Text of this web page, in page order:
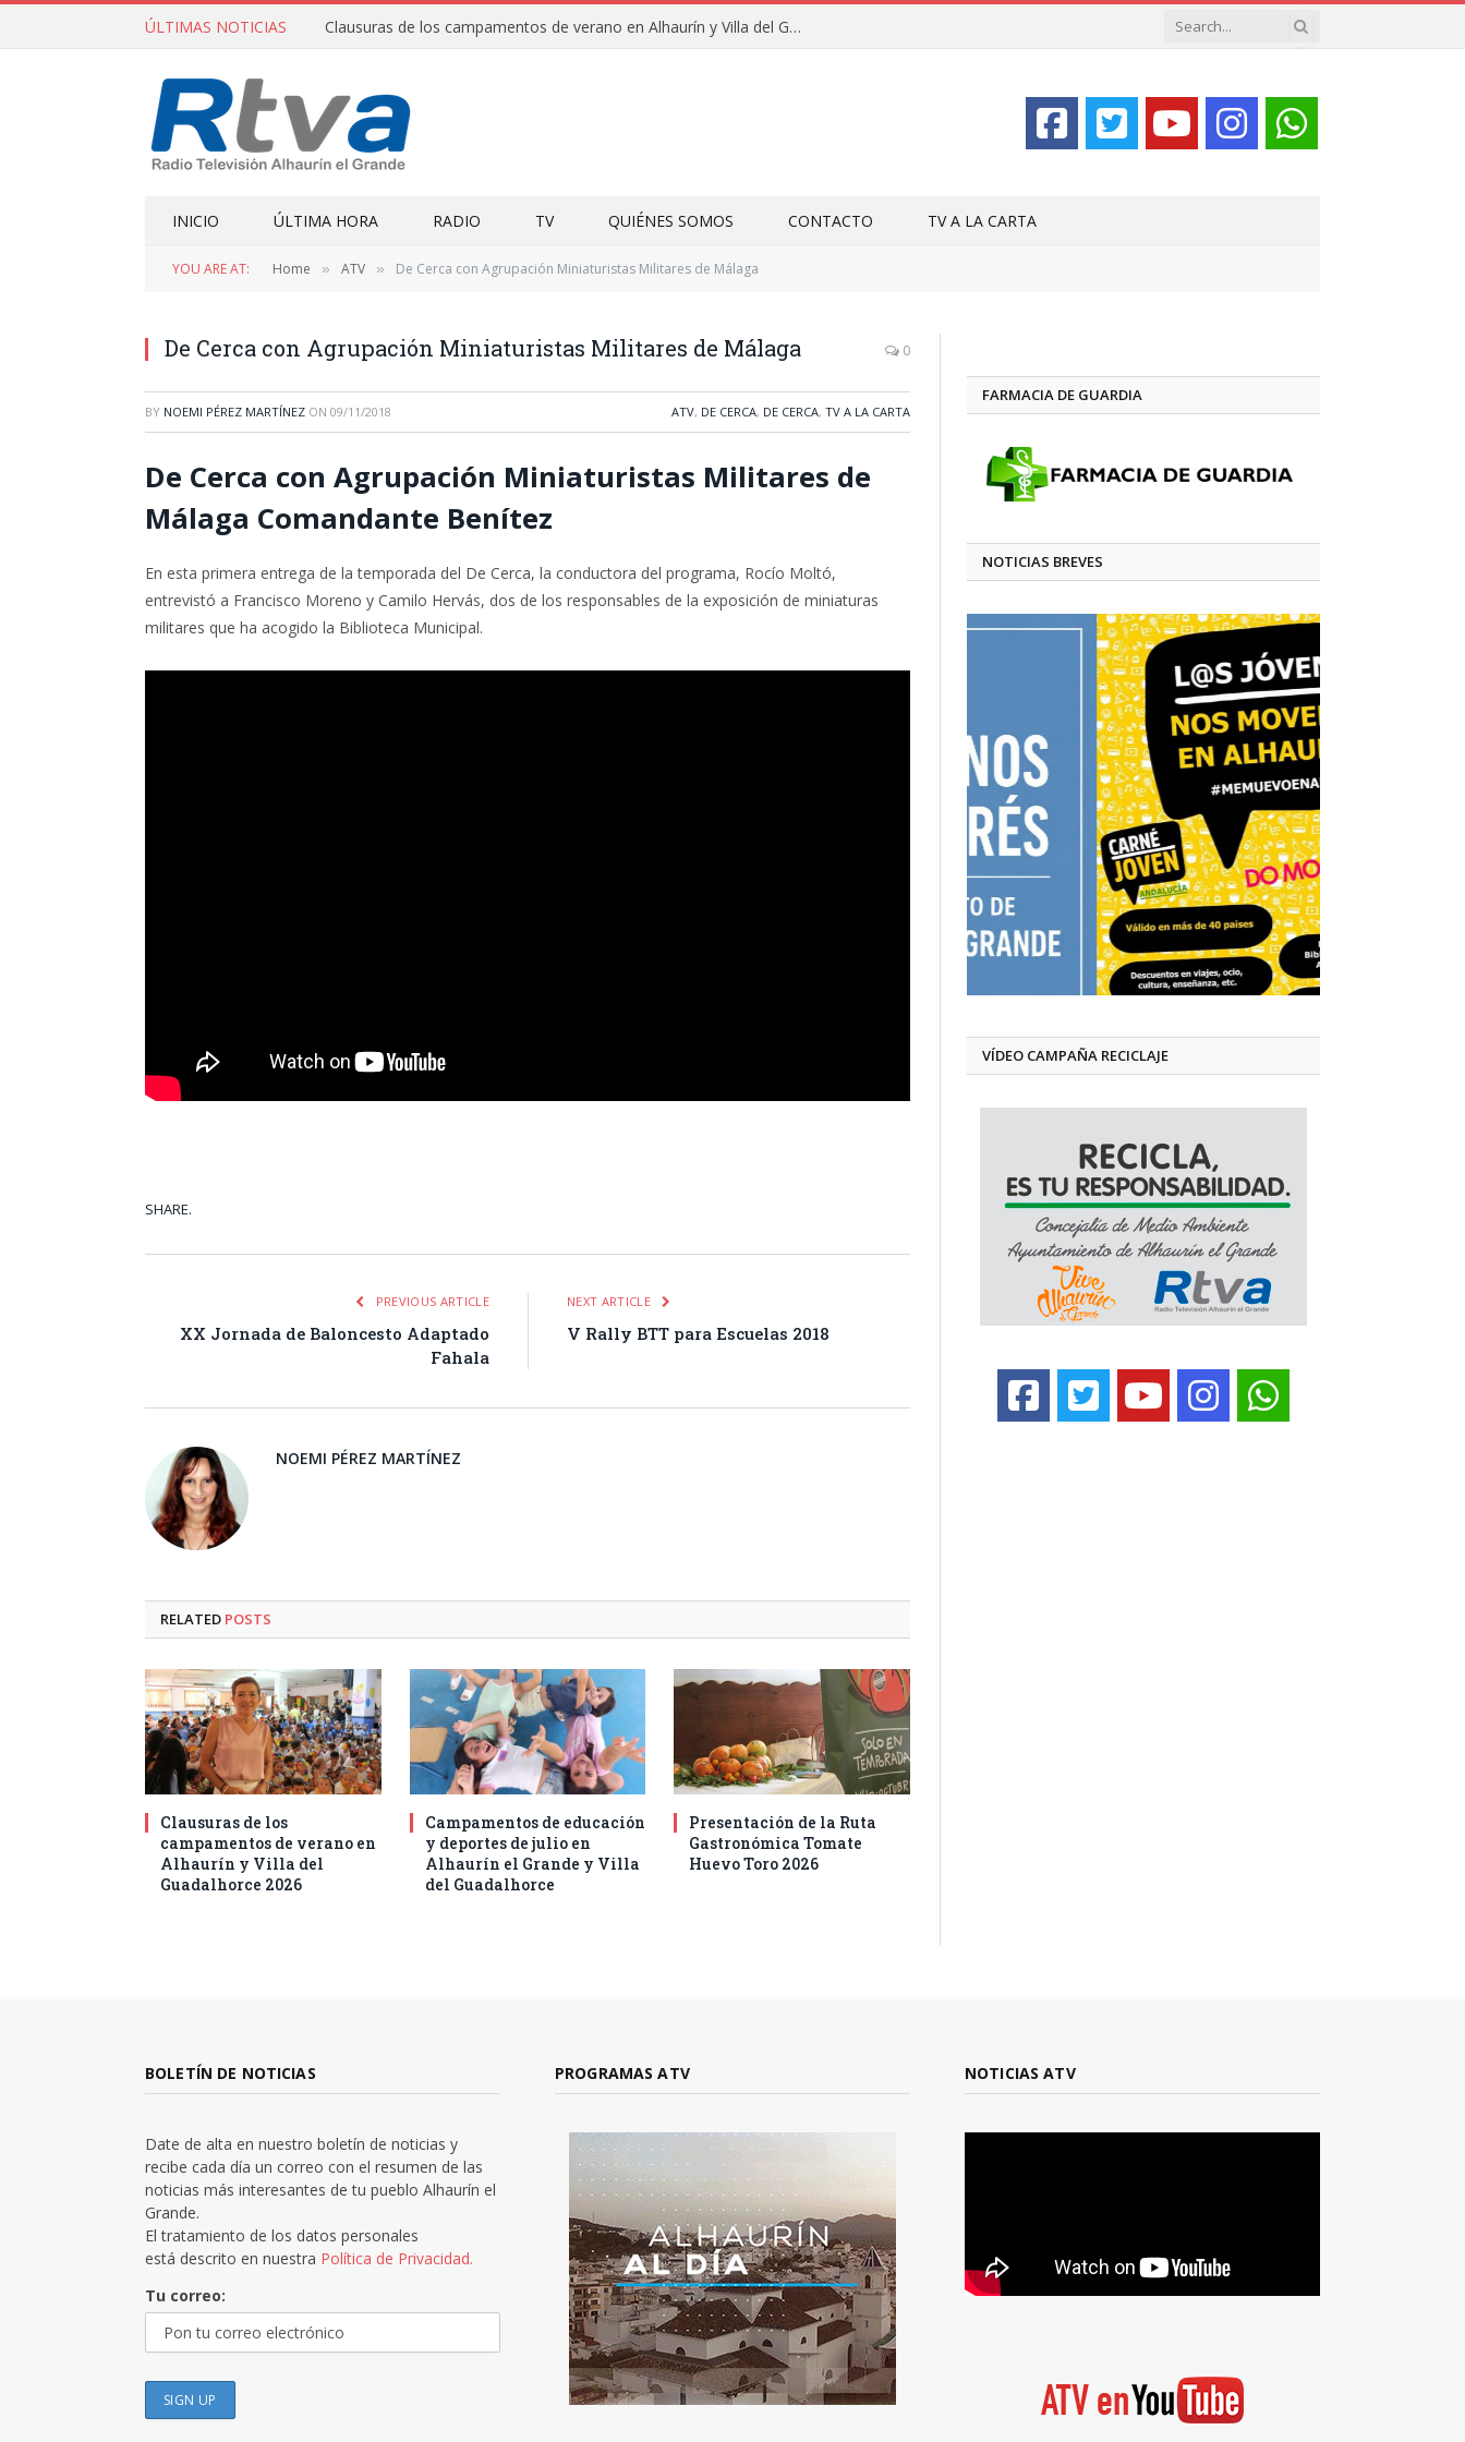
ÚLTIMAS NOTICIAS Clausuras de los campamentos de verano en Alhaurín y Villa del Guadalhorce 2026
INICIO ÚLTIMA HORA RADIO TV QUIÉNES SOMOS CONTACTO TV A LA CARTA
YOU ARE AT: Home » ATV » De Cerca con Agrupación Miniaturistas Militares de Málaga
De Cerca con Agrupación Miniaturistas Militares de Málaga 0
BY NOEMI PÉREZ MARTÍNEZ ON 09/11/2018 ATV, DE CERCA, DE CERCA, TV A LA CARTA
De Cerca con Agrupación Miniaturistas Militares de
Málaga Comandante Benítez
En esta primera entrega de la temporada del De Cerca, la conductora del programa, Rocío Moltó,
entrevistó a Francisco Moreno y Camilo Hervás, dos de los responsables de la exposición de miniaturas
militares que ha acogido la Biblioteca Municipal.
SHARE.
PREVIOUS ARTICLE
XX Jornada de Baloncesto Adaptado
Fahala
NEXT ARTICLE
V Rally BTT para Escuelas 2018
NOEMI PÉREZ MARTÍNEZ
RELATED POSTS
Clausuras de los
campamentos de verano en
Alhaurín y Villa del
Guadalhorce 2026
Campamentos de educación
y deportes de julio en
Alhaurín el Grande y Villa
del Guadalhorce
Presentación de la Ruta
Gastronómica Tomate
Huevo Toro 2026
FARMACIA DE GUARDIA
NOTICIAS BREVES
VÍDEO CAMPAÑA RECICLAJE
BOLETÍN DE NOTICIAS
Date de alta en nuestro boletín de noticias y
recibe cada día un correo con el resumen de las
noticias más interesantes de tu pueblo Alhaurín el
Grande.
El tratamiento de los datos personales
está descrito en nuestra Política de Privacidad.
Tu correo:
PROGRAMAS ATV NOTICIAS ATV